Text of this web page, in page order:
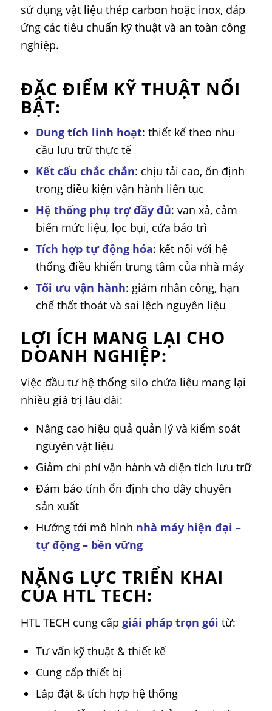
sử dụng vật liệu thép carbon hoặc inox, đáp
ứng các tiêu chuẩn kỹ thuật và an toàn công
nghiệp.
ĐẶC ĐIỂM KỸ THUẬT NỔI
BẬT:
Dung tích linh hoạt: thiết kế theo nhu
cầu lưu trữ thực tế
Kết cấu chắc chắn: chịu tải cao, ổn định
trong điều kiện vận hành liên tục
Hệ thống phụ trợ đầy đủ: van xả, cảm
biến mức liệu, lọc bụi, cửa bảo trì
Tích hợp tự động hóa: kết nối với hệ
thống điều khiển trung tâm của nhà máy
Tối ưu vận hành: giảm nhân công, hạn
chế thất thoát và sai lệch nguyên liệu
LỢI ÍCH MANG LẠI CHO
DOANH NGHIỆP:
Việc đầu tư hệ thống silo chứa liệu mang lại
nhiều giá trị lâu dài:
Nâng cao hiệu quả quản lý và kiểm soát
nguyên vật liệu
Giảm chi phí vận hành và diện tích lưu trữ
Đảm bảo tính ổn định cho dây chuyền
sản xuất
Hướng tới mô hình nhà máy hiện đại –
tự động – bền vững
NĂNG LỰC TRIỂN KHAI
CỦA HTL TECH:
HTL TECH cung cấp giải pháp trọn gói từ:
Tư vấn kỹ thuật & thiết kế
Cung cấp thiết bị
Lắp đặt & tích hợp hệ thống